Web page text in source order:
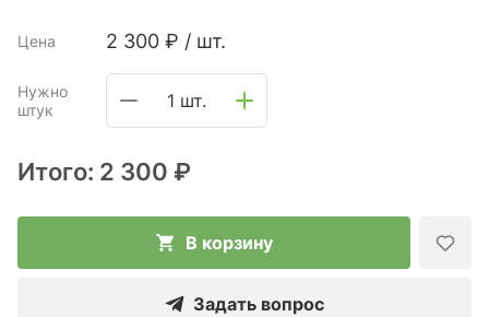
Цена 2 300 ₽ / шт.
Нужно
штук
1 шт.
Итого: 2 300 ₽
В корзину
Задать вопрос